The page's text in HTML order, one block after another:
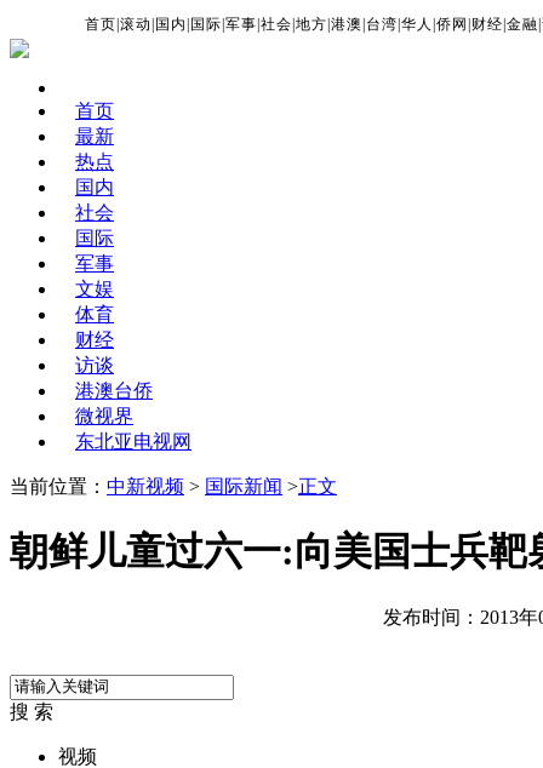
首页 |滚动 国内 国际 |军事 |社会 |地方 |港澳 台湾 |华人 |侨网 财经 |金融 |
首页
最新
热点
国内
社会
国际
军事
文娱
体育
财经
访谈
港澳台侨
微视界
东北亚电视网
当前位置： 中新视频 > 国际新闻 >正文
朝鲜儿童过六一:向美国士兵靶
发布时间：2013年
搜 索
视频